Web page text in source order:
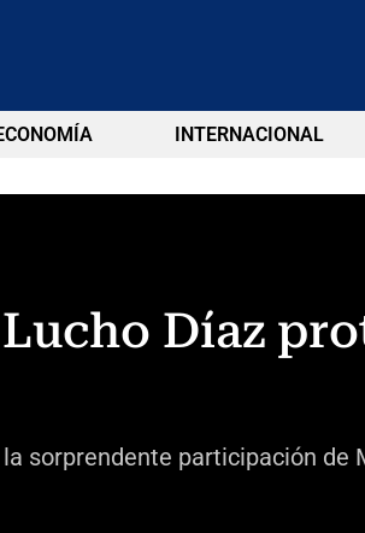
INTERNACIONAL
Díaz
sorprendente participación de